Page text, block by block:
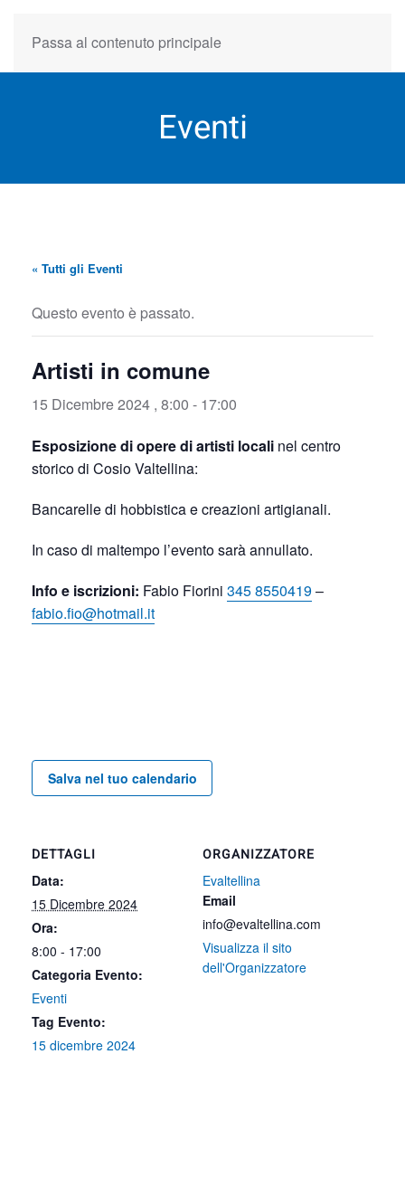
Passa al contenuto principale
Eventi
« Tutti gli Eventi
Questo evento è passato.
Artisti in comune
15 Dicembre 2024 , 8:00 - 17:00
Esposizione di opere di artisti locali nel centro
storico di Cosio Valtellina:
Bancarelle di hobbistica e creazioni artigianali.
In caso di maltempo l’evento sarà annullato.
Info e iscrizioni: Fabio Fiorini 345 8550419–
fabio.fio@hotmail.it
Salva nel tuo calendario
DETTAGLI
Data:
15 Dicembre 2024
Ora:
8:00 - 17:00
Categoria Evento:
Eventi
Tag Evento:
15 dicembre 2024
ORGANIZZATORE
Evaltellina
Email
info@evaltellina.com
Visualizza il sito
dell'Organizzatore